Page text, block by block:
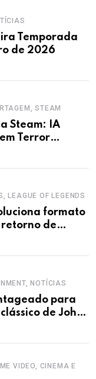
Temporada
de 2026
STEAM
Steam: IA
Terror
LEAGUE OF LEGENDS
formato
retorno de
NOTÍCIAS
para
de John
VIDEO, CINEMA E